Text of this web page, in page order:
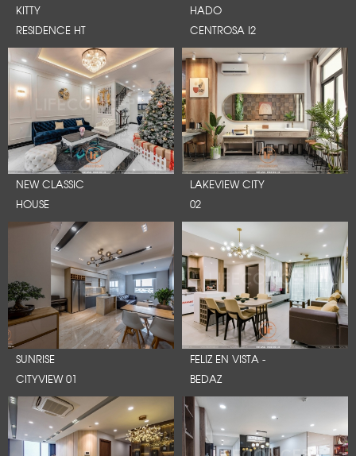
KITTY
RESIDENCE HT
HADO
CENTROSA I2
NEW CLASSIC
HOUSE
LAKEVIEW CITY
02
SUNRISE
CITYVIEW 01
FELIZ EN VISTA -
BEDAZ